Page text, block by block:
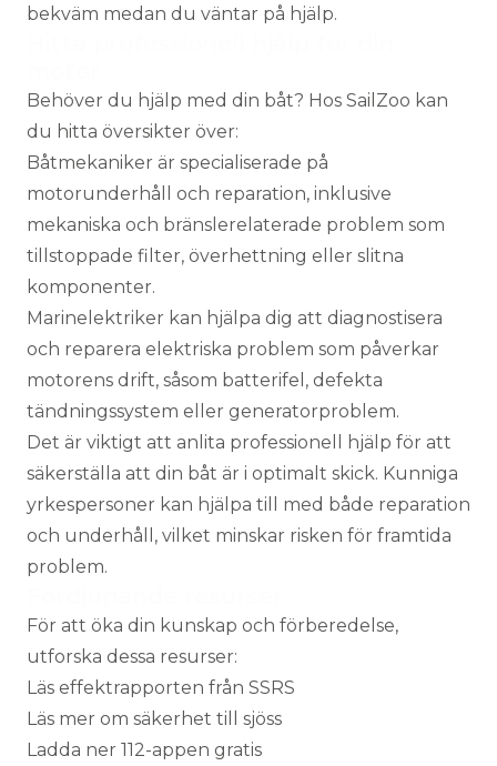
bekväm medan du väntar på hjälp.
Behöver du hjälp med din båt? Hos SailZoo kan
du hitta översikter över:
Båtmekaniker är specialiserade på
motorunderhåll och reparation, inklusive
mekaniska och bränslerelaterade problem som
tillstoppade filter, överhettning eller slitna
komponenter.
Marinelektriker kan hjälpa dig att diagnostisera
och reparera elektriska problem som påverkar
motorens drift, såsom batterifel, defekta
tändningssystem eller generatorproblem.
Det är viktigt att anlita professionell hjälp för att
säkerställa att din båt är i optimalt skick. Kunniga
yrkespersoner kan hjälpa till med både reparation
och underhåll, vilket minskar risken för framtida
problem.
För att öka din kunskap och förberedelse,
utforska dessa resurser:
Läs effektrapporten från SSRS
Läs mer om säkerhet till sjöss
Ladda ner 112-appen gratis